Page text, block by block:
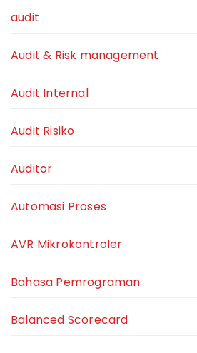
audit
Audit & Risk management
Audit Internal
Audit Risiko
Auditor
Automasi Proses
AVR Mikrokontroler
Bahasa Pemrograman
Balanced Scorecard